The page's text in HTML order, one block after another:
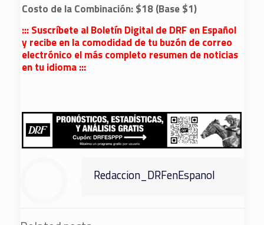
Costo de la Combinación: $18 (Base $1)
::: Suscríbete al Boletín Digital de DRF en Español
y recibe en la comodidad de tu buzón de correo
electrónico el más completo resumen de noticias
en tu idioma :::
Redaccion_DRFenEspanol